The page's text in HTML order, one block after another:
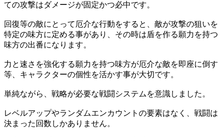
ての攻撃はダメージが固定かつ必中です。
回復等の敵にとって厄介な行動をすると、敵が攻撃の狙いを
特定の味方に定める事があり、その時は盾を作る願力を持つ
味方の出番になります。
力と速さを強化する願力を持つ味方が厄介な敵を即座に倒す
等、キャラクターの個性を活かす事が大切です。
単純ながら、戦略が必要な戦闘システムを意識しました。
レベルアップやランダムエンカウントの要素はなく、戦闘は
決まった回数しかありません。